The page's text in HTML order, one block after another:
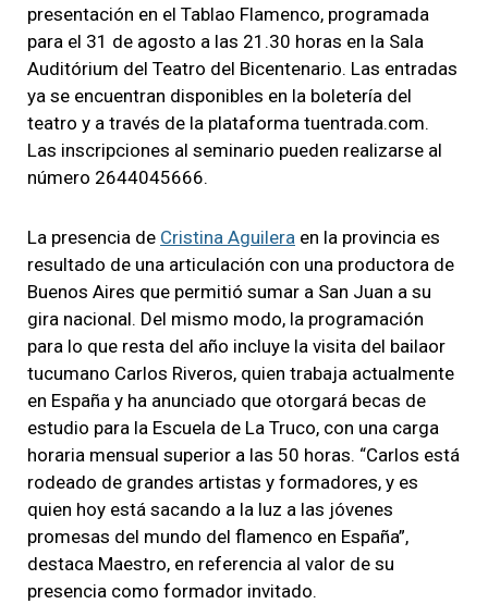
presentación en el Tablao Flamenco, programada
para el 31 de agosto a las 21.30 horas en la Sala
Auditórium del Teatro del Bicentenario. Las entradas
ya se encuentran disponibles en la boletería del
teatro y a través de la plataforma tuentrada.com.
Las inscripciones al seminario pueden realizarse al
número 2644045666.
La presencia de Cristina Aguilera en la provincia es
resultado de una articulación con una productora de
Buenos Aires que permitió sumar a San Juan a su
gira nacional. Del mismo modo, la programación
para lo que resta del año incluye la visita del bailaor
tucumano Carlos Riveros, quien trabaja actualmente
en España y ha anunciado que otorgará becas de
estudio para la Escuela de La Truco, con una carga
horaria mensual superior a las 50 horas. “Carlos está
rodeado de grandes artistas y formadores, y es
quien hoy está sacando a la luz a las jóvenes
promesas del mundo del flamenco en España”,
destaca Maestro, en referencia al valor de su
presencia como formador invitado.